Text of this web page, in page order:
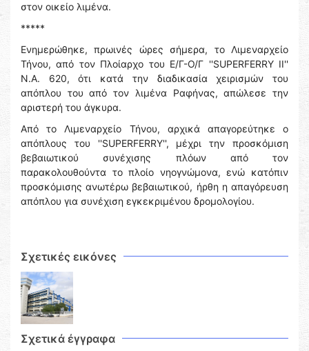
στον οικείο λιμένα.
*****
Ενημερώθηκε, πρωινές ώρες σήμερα, το Λιμεναρχείο
Τήνου, από τον Πλοίαρχο του Ε/Γ-Ο/Γ ''SUPERFERRY II''
Ν.Α. 620, ότι κατά την διαδικασία χειρισμών του
απόπλου του από τον λιμένα Ραφήνας, απώλεσε την
αριστερή του άγκυρα.
Από το Λιμεναρχείο Τήνου, αρχικά απαγορεύτηκε ο
απόπλους του ''SUPERFERRY'', μέχρι την προσκόμιση
βεβαιωτικού συνέχισης πλόων από τον
παρακολουθούντα το πλοίο νηογνώμονα, ενώ κατόπιν
προσκόμισης ανωτέρω βεβαιωτικού, ήρθη η απαγόρευση
απόπλου για συνέχιση εγκεκριμένου δρομολογίου.
Σχετικές εικόνες
Σχετικά έγγραφα